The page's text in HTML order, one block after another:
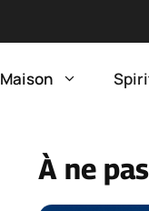
Maison
À ne